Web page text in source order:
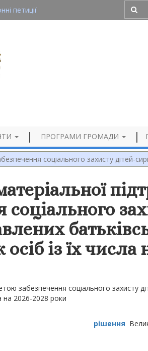
петиції
ПРОГРАМИ ГРОМАДИ
соціального захисту дітей-
із їх числа
забезпечення соціального захисту
на 2026-2028 роки
рішення